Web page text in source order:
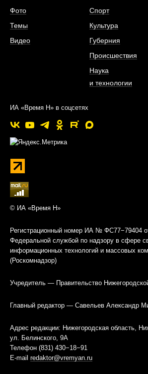
Фото
Темы
Видео
Спорт
Культура
Губерния
Происшествия
Наука
и технологии
ИА «Время Н» в соцсетях
© ИА «Время Н»
Регистрационный номер ИА № ФС77−79404
Федеральной службой по надзору в сфере
информационных технологий и массовых
(Роскомнадзор)
Учредитель — Правительство
Главный редактор — Савельев Александр
Адрес редакции: Нижегородская область,
ул. Белинского, 9А
Телефон (831) 430−18−91
E-mail redaktor@vremyan.ru